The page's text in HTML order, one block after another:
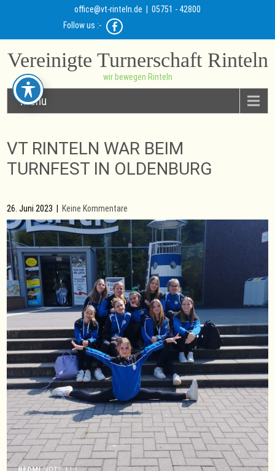
office@vt-rinteln.de | 05751 - 42800
Follow us :-
Vereinigte Turnerschaft Rinteln
wir bewegen Rinteln
Menu
VT RINTELN WAR BEIM
TURNFEST IN OLDENBURG
26. Juni 2023 Keine Kommentare